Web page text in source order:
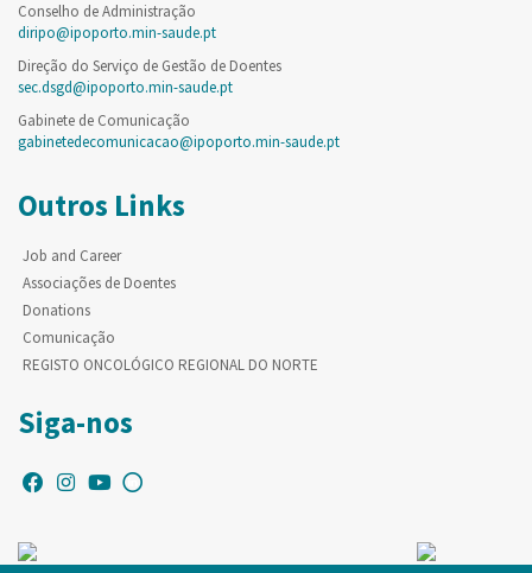
Conselho de Administração
diripo@ipoporto.min-saude.pt
Direção do Serviço de Gestão de Doentes
sec.dsgd@ipoporto.min-saude.pt
Gabinete de Comunicação
gabinetedecomunicacao@ipoporto.min-saude.pt
Outros Links
Job and Career
Associações de Doentes
Donations
Comunicação
REGISTO ONCOLÓGICO REGIONAL DO NORTE
Siga-nos